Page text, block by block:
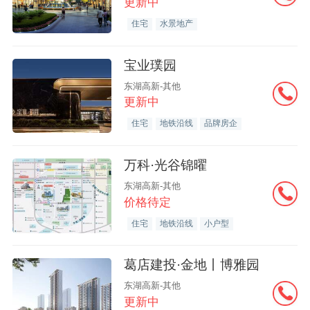
住宅 水景地产
宝业璞园
东湖高新-其他
更新中
住宅 地铁沿线 品牌房企
万科·光谷锦曜
东湖高新-其他
价格待定
住宅 地铁沿线 小户型
葛店建投·金地丨博雅园
东湖高新-其他
更新中